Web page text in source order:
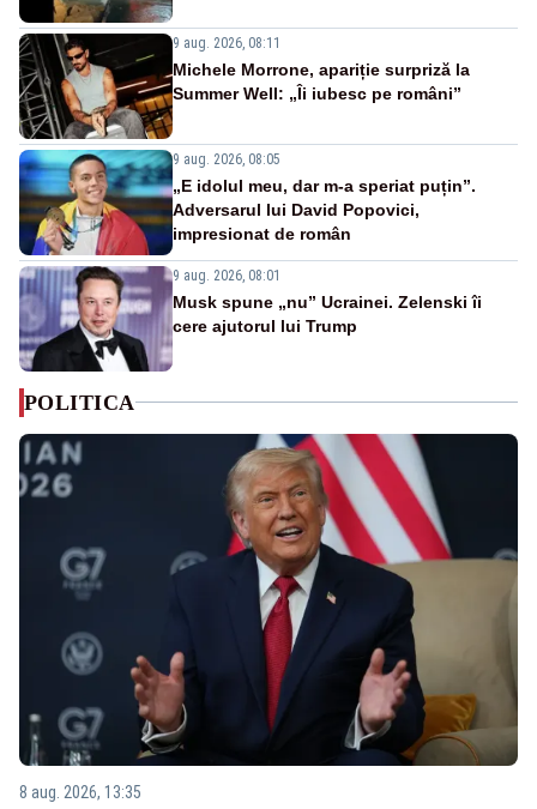
9 aug. 2026, 08:11
Michele Morrone, apariție surpriză la
Summer Well: „Îi iubesc pe români”
9 aug. 2026, 08:05
„E idolul meu, dar m-a speriat puțin”.
Adversarul lui David Popovici,
impresionat de român
9 aug. 2026, 08:01
Musk spune „nu” Ucrainei. Zelenski îi
cere ajutorul lui Trump
POLITICA
8 aug. 2026, 13:35